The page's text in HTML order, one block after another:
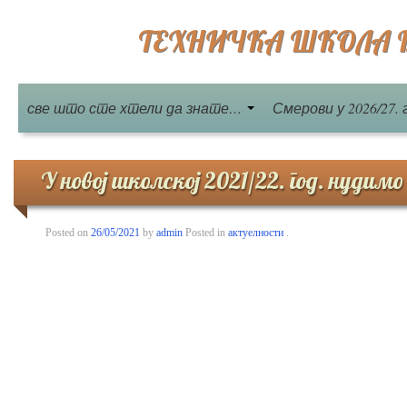
ТЕХНИЧКА ШКОЛА
све што сте хтели да знате… Смерови у 2026/27.
У новој школској 2021/22. год.
Posted on 26/05/2021 by admin Posted in актуелности .